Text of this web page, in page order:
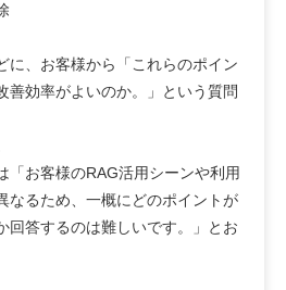
に、お客様から「これらのポイン
善効率がよいのか。」という質問
「お客様のRAG活用シーンや利用
なるため、一概にどのポイントが
答するのは難しいです。」
とお